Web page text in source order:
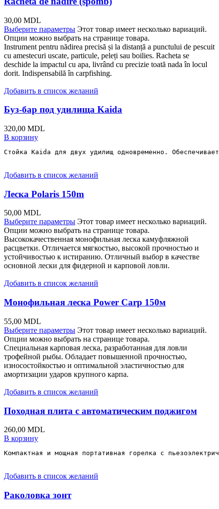
30,00 MDL
Выберите параметры Этот товар имеет несколько вариаций.
Опции можно выбрать на странице товара.
Instrument pentru nădirea precisă și la distanță a punctului de pescuit
cu amestecuri uscate, particule, peleți sau boilies. Racheta se
deschide la impactul cu apa, livrând cu precizie toată nada în locul
dorit. Indispensabilă în carpfishing.
Добавить в список желаний
Буз-бар под удилища Kaida
320,00 MDL
В корзину
Стойка Kaida для двух удилищ одновременно.
Добавить в список желаний
Леска Polaris 150m
50,00 MDL
Выберите параметры Этот товар имеет несколько вариаций.
Опции можно выбрать на странице товара.
Высококачественная монофильная леска камуфляжной
расцветки. Отличается мягкостью, высокой прочностью и
устойчивостью к истиранию. Отличный выбор в качестве
основной лески для фидерной и карповой ловли.
Добавить в список желаний
Монофильная леска Power Carp 150м
55,00 MDL
Выберите параметры Этот товар имеет несколько вариаций.
Опции можно выбрать на странице товара.
Специальная карповая леска, разработанная для ловли
трофейной рыбы. Обладает повышенной прочностью,
износостойкостью и оптимальной эластичностью для
амортизации ударов крупного карпа.
Добавить в список желаний
Походная плита с автоматическим поджигом
260,00 MDL
В корзину
Компактная и мощная портативная горелка с
Добавить в список желаний
Раколовка зонт